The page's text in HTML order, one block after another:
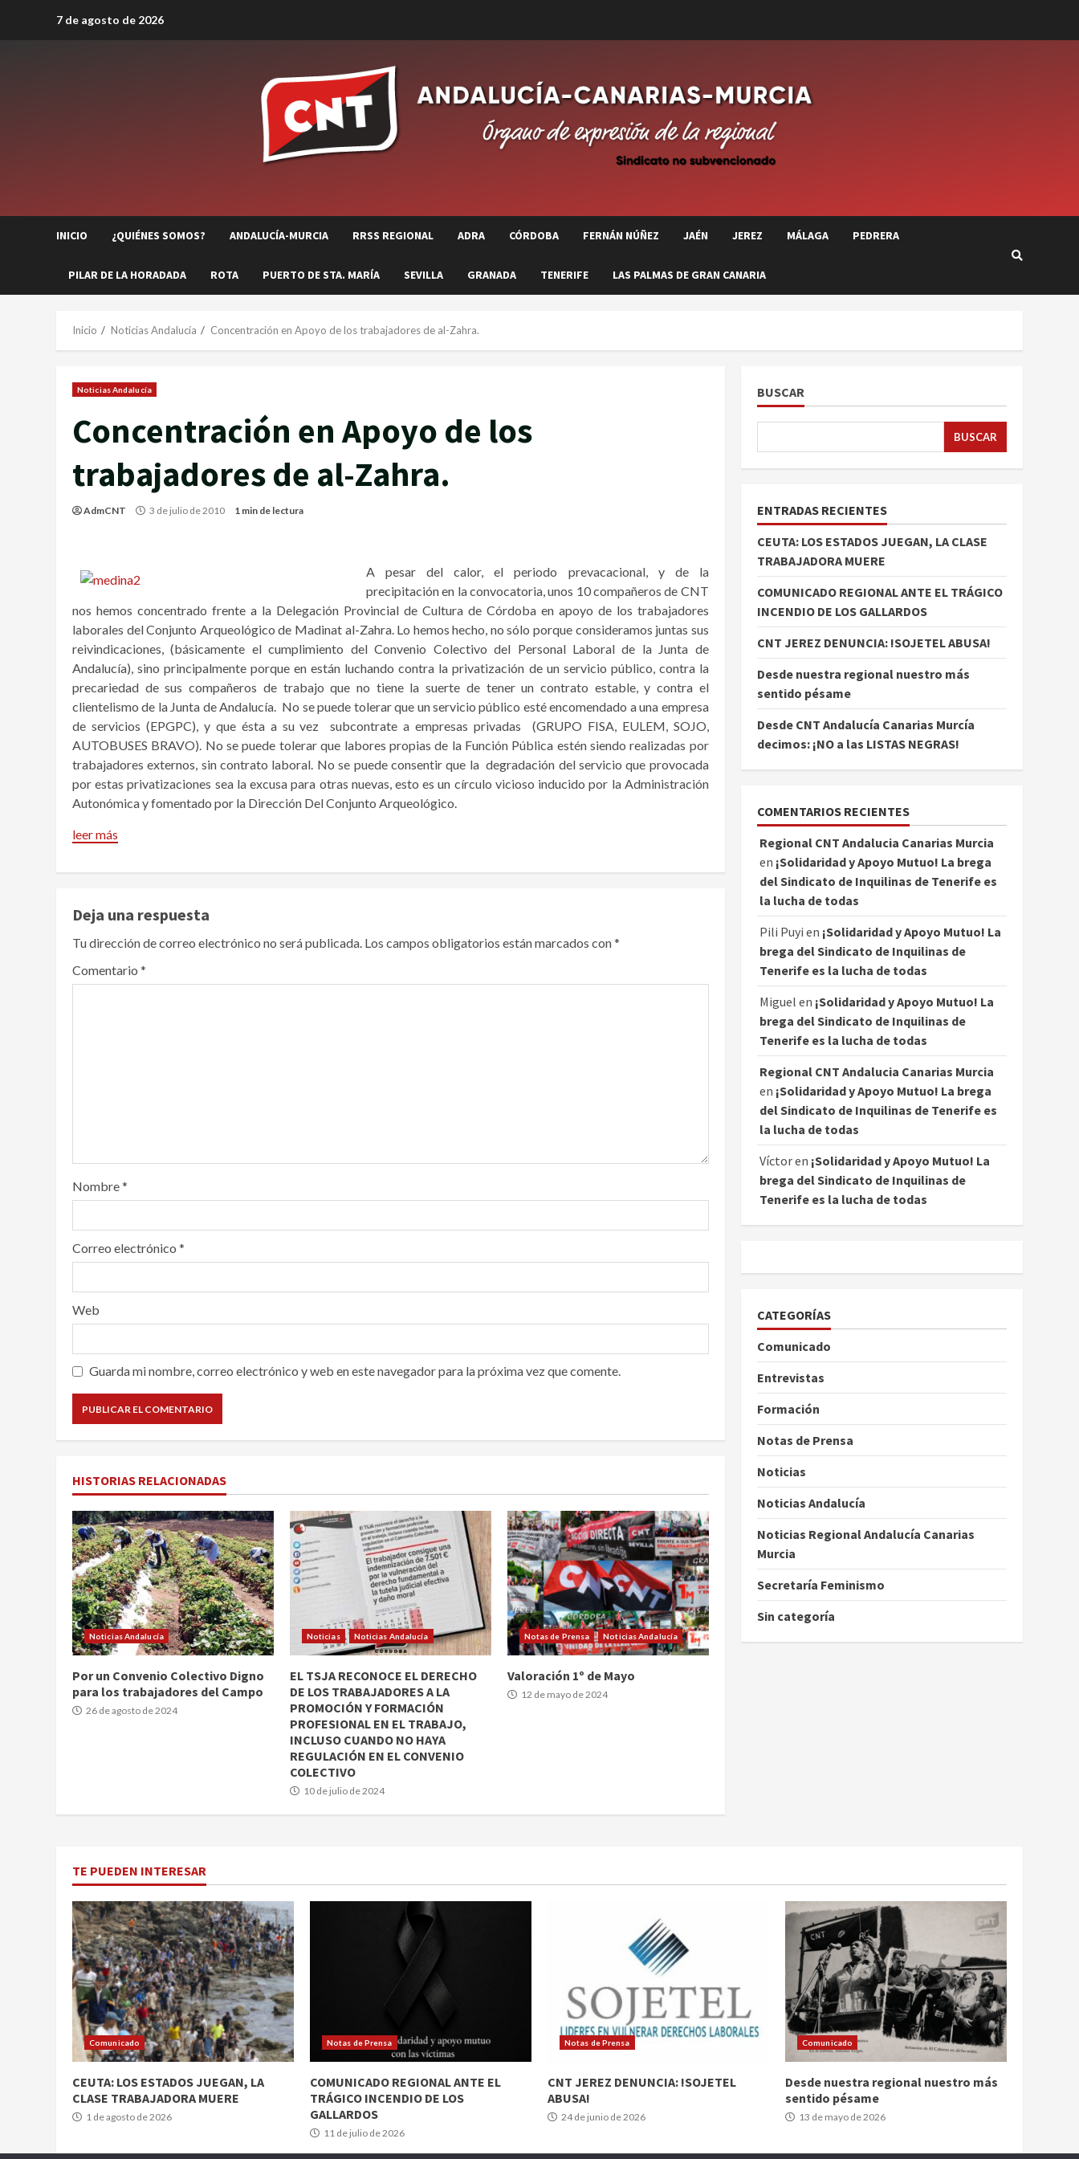
7 de agosto de 2026
INICIO ¿QUIÉNES SOMOS? ANDALUCÍA-MURCIA RRSS REGIONAL ADRA CÓRDOBA FERNÁN NÚÑEZ JAÉN JEREZ MÁLAGA PEDRERA
PILAR DE LA HORADADA ROTA PUERTO DE STA. MARÍA SEVILLA GRANADA TENERIFE LAS PALMAS DE GRAN CANARIA
Inicio Noticias Andalucía Concentración en Apoyo de los trabajadores de al-Zahra.
Noticias Andalucía
Concentración en Apoyo de los
trabajadores de al-Zahra.
AdmCNT 3 de julio de 2010 1 min de lectura
A pesar del calor, el periodo prevacacional, y de la
precipitación en la convocatoria, unos 10 compañeros de CNT
nos hemos concentrado frente a la Delegación Provincial de Cultura de Córdoba en apoyo de los trabajadores
laborales del Conjunto Arqueológico de Madinat al-Zahra. Lo hemos hecho, no sólo porque consideramos juntas sus
reivindicaciones, (básicamente el cumplimiento del Convenio Colectivo del Personal Laboral de la Junta de
Andalucía), sino principalmente porque en están luchando contra la privatización de un servicio público, contra la
precariedad de sus compañeros de trabajo que no tiene la suerte de tener un contrato estable, y contra el
clientelismo de la Junta de Andalucía. No se puede tolerar que un servicio público esté encomendado a una empresa
de servicios (EPGPC), y que ésta a su vez subcontrate a empresas privadas (GRUPO FISA, EULEM, SOJO,
AUTOBUSES BRAVO). No se puede tolerar que labores propias de la Función Pública estén siendo realizadas por
trabajadores externos, sin contrato laboral. No se puede consentir que la degradación del servicio que provocada
por estas privatizaciones sea la excusa para otras nuevas, esto es un círculo vicioso inducido por la Administración
Autonómica y fomentado por la Dirección Del Conjunto Arqueológico.
leer más
Deja una respuesta
Tu dirección de correo electrónico no será publicada. Los campos obligatorios están marcados con*
Comentario *
Nombre*
Correo electrónico *
Web
Guarda mi nombre, correo electrónico y web en este navegador para la próxima vez que comente.
HISTORIAS RELACIONADAS
Noticias Andalucía
Por un Convenio Colectivo Digno
para los trabajadores del Campo
26 de agosto de 2024
Noticias Noticias Andalucía
EL TSJA RECONOCE EL DERECHO
DE LOS TRABAJADORES A LA
PROMOCIÓN Y FORMACIÓN
PROFESIONAL EN EL TRABAJO,
INCLUSO CUANDO NO HAYA
REGULACIÓN EN EL CONVENIO
COLECTIVO
10 de julio de 2024
Notas de Prensa Noticias Andalucía
Valoración 1º de Mayo
12 de mayo de 2024
BUSCAR
BUSCAR
ENTRADAS RECIENTES
CEUTA: LOS ESTADOS JUEGAN, LA CLASE
TRABAJADORA MUERE
COMUNICADO REGIONAL ANTE EL TRÁGICO
INCENDIO DE LOS GALLARDOS
CNT JEREZ DENUNCIA: !SOJETEL ABUSA!
Desde nuestra regional nuestro más
sentido pésame
Desde CNT Andalucía Canarias Murcía
decimos: ¡NO a las LISTAS NEGRAS!
COMENTARIOS RECIENTES
Regional CNT Andalucia Canarias Murcia
en ¡Solidaridad y Apoyo Mutuo! La brega
del Sindicato de Inquilinas de Tenerife es
la lucha de todas
Pili Puyi en ¡Solidaridad y Apoyo Mutuo! La
brega del Sindicato de Inquilinas de
Tenerife es la lucha de todas
Miguel en ¡Solidaridad y Apoyo Mutuo! La
brega del Sindicato de Inquilinas de
Tenerife es la lucha de todas
Regional CNT Andalucia Canarias Murcia
en ¡Solidaridad y Apoyo Mutuo! La brega
del Sindicato de Inquilinas de Tenerife es
la lucha de todas
Víctoren ¡Solidaridad y Apoyo Mutuo! La
brega del Sindicato de Inquilinas de
Tenerife es la lucha de todas
CATEGORÍAS
Comunicado
Entrevistas
Formación
Notas de Prensa
Noticias
Noticias Andalucía
Noticias Regional Andalucía Canarias
Murcia
Secretaría Feminismo
Sin categoría
TE PUEDEN INTERESAR
Comunicado
CEUTA: LOS ESTADOS JUEGAN, LA
CLASE TRABAJADORA MUERE
1 de agosto de 2026
Notas de Prensa
COMUNICADO REGIONAL ANTE EL
TRÁGICO INCENDIO DE LOS
GALLARDOS
11 de julio de 2026
Notas de Prensa
CNT JEREZ DENUNCIA: !SOJETEL
ABUSA!
24 de junio de 2026
Comunicado
Desde nuestra regional nuestro más
sentido pésame
13 de mayo de 2026